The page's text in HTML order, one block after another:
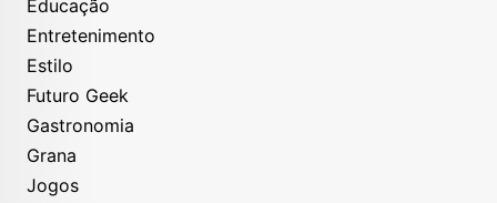
Educação
Entretenimento
Estilo
Futuro Geek
Gastronomia
Grana
Jogos